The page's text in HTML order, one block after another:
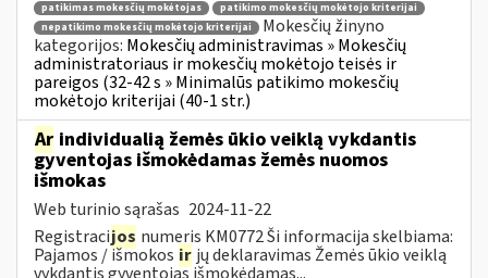
patikimas mokesčių mokėtojas
patikimo mokesčių mokėtojo kriterijai
nepatikimo mokesčių mokėtojo kriterijai
Mokesčių žinyno
kategorijos: Mokesčių administravimas » Mokesčių
administratoriaus ir mokesčių mokėtojo teisės ir
pareigos (32-42 s » Minimalūs patikimo mokesčių
mokėtojo kriterijai (40-1 str.)
Ar individualią žemės ūkio veiklą vykdantis
gyventojas išmokėdamas žemės nuomos
išmokas
Web turinio sąrašas 2024-11-22
Registracijos numeris KM0772 Ši informacija skelbiama:
Pajamos / išmokos ir jų deklaravimas Žemės ūkio veiklą
vykdantis gyventojas išmokėdamas...